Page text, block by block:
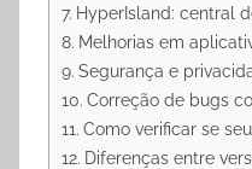
HyperIsland: central
Melhorias em
Segurança e
Correção de bugs
Como verificar se
Diferenças entre